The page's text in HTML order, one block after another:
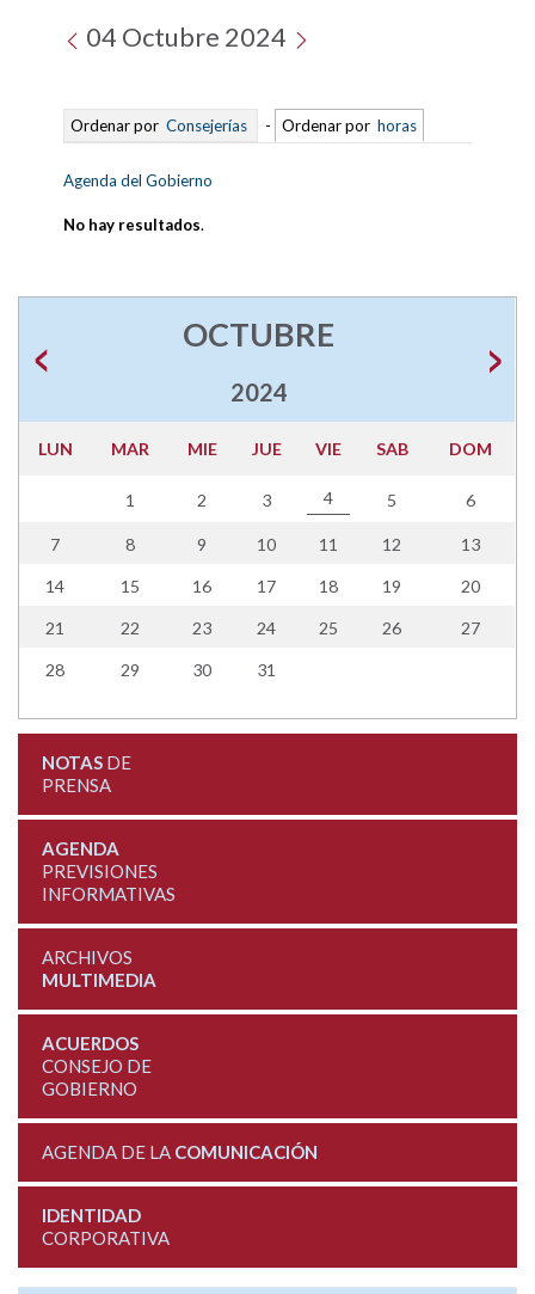
04 Octubre 2024
Ordenar por Consejerías - Ordenar por horas
Agenda del Gobierno
No hay resultados.
OCTUBRE
2024
LUN MAR MIE JUE VIE SAB DOM
1 2 3 4 5 6
7 8 9 10 11 12 13
14 15 16 17 18 19 20
21 22 23 24 25 26 27
28 29 30 31
NOTASDE
PRENSA
AGENDA
PREVISIONES
INFORMATIVAS
ARCHIVOS
MULTIMEDIA
ACUERDOS
CONSEJO DE
GOBIERNO
AGENDA DE LA COMUNICACIÓN
IDENTIDAD
CORPORATIVA